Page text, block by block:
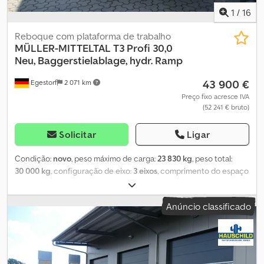
1 / 16
Egestorf 2 071 km
Reboque com plataforma de trabalho
MÜLLER-MITTELTAL T3 Profi 30,0
Neu, Baggerstielablage, hydr. Ramp
43 900 €
Preço fixo acresce IVA
(52 241 € bruto)
Solicitar Ligar
Condição: novo, peso máximo de carga:23 830 kg, peso total:
30 000 kg, configuração de eixo: 3 eixos, comprimento do espaço
, largura do espaço de carga:
de fabrico:2026, * Perfil T3 30,0: * Sistema de travagem EBS *
Sistema de monitorização da pressão dos pneus (RDÜ) *
Dispositivo de libertação de emergência para o cilindro do
acumulador de ar da suspensão * Travões de tambor * 3 eixos
BPW Eco de 11 toneladas * Molas parabólicas * Compensação
mecânica do eixo traseiro * Proteção lateral contra impactos *
Anúncio classificado